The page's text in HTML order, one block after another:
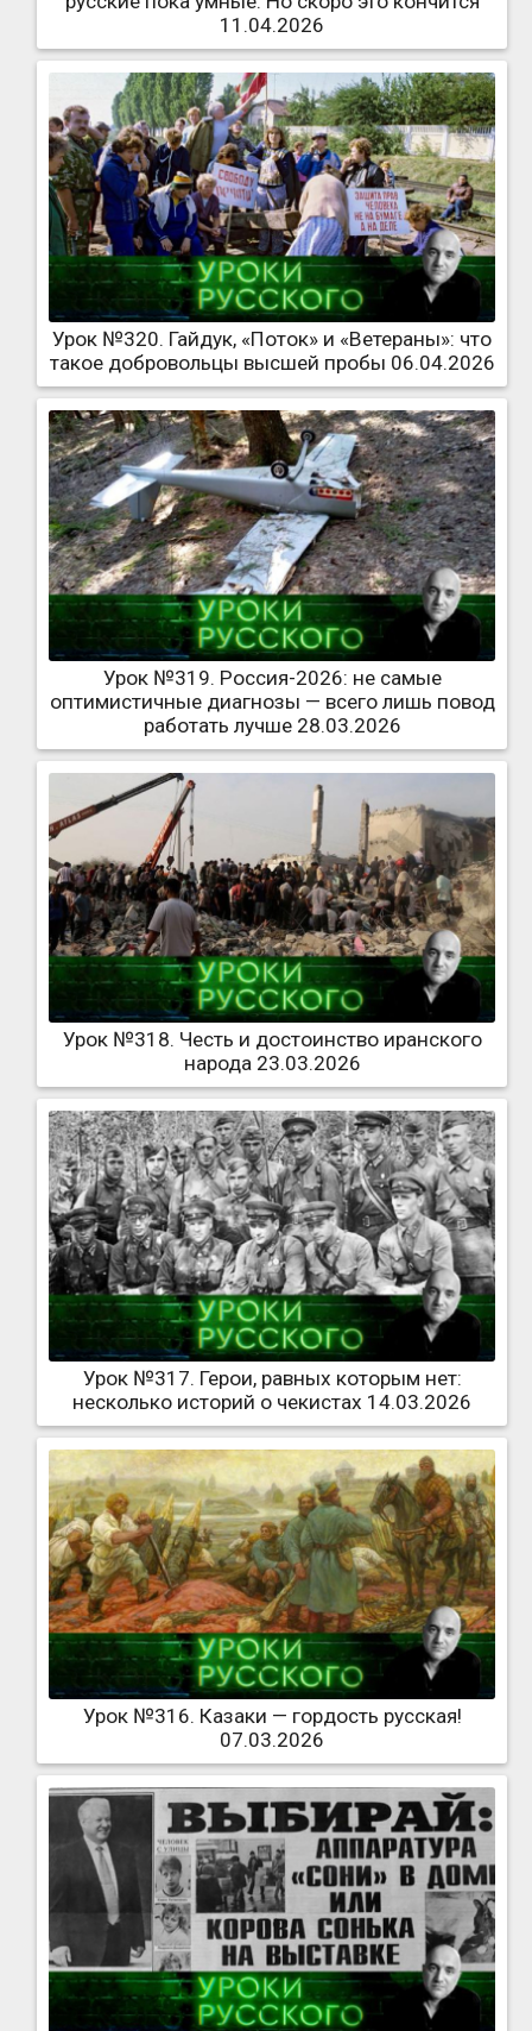
11.04.2026
Урок №320. Гайдук, «Поток» и «Ветераны»: что
такое добровольцы высшей пробы 06.04.2026
Урок №319. Россия-2026: не самые
оптимистичные диагнозы — всего лишь повод
работать лучше 28.03.2026
Урок №318. Честь и достоинство иранского
народа 23.03.2026
Урок №317. Герои, равных которым нет:
несколько историй о чекистах 14.03.2026
Урок №316. Казаки — гордость русская!
07.03.2026